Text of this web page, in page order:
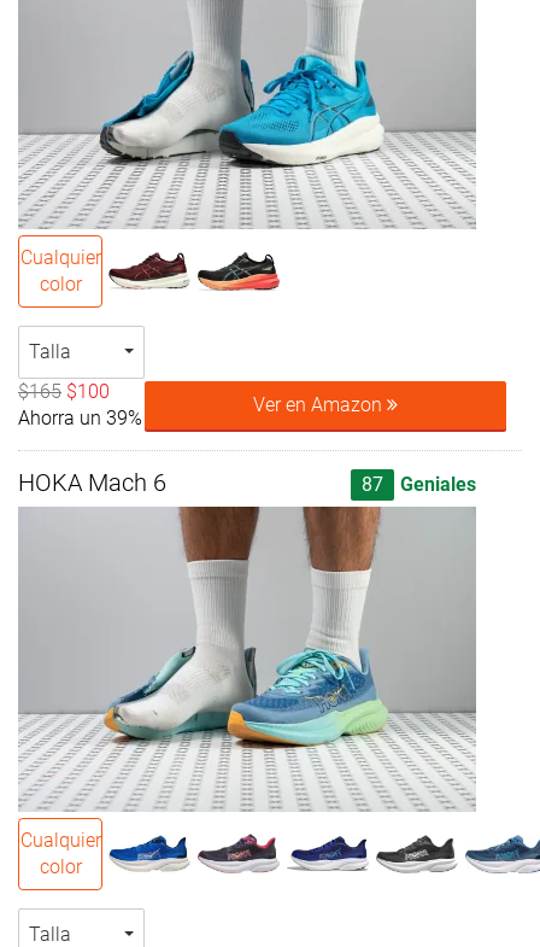
Cualquier
color
Talla
$165 $100
Ahorra un 39%
Ver en Amazon
HOKA Mach 6 87 Geniales
Cualquier
color
Talla